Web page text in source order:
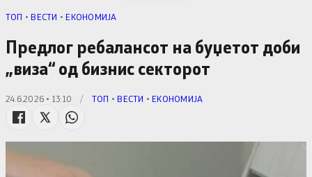
TОП •ВЕСТИ •ЕКОНОМИЈА
Предлог ребалансот на буџетот доби
„виза“ од бизнис секторот
24.6.2026 • 13:10 / TОП •ВЕСТИ •ЕКОНОМИЈА